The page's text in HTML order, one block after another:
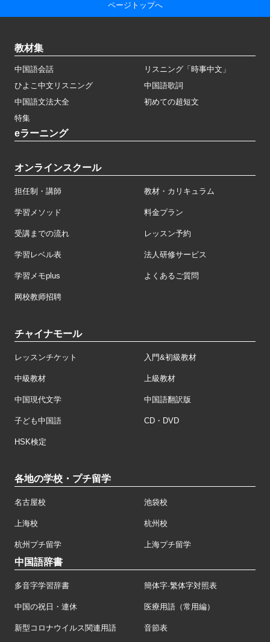
ページトップへ
教材集
中国語会話
リスニング「時事中文」
ひよこ中文リスニング
中国語歌詞
中国語文法大全
初めての超短文
特集
eラーニング
オンラインスクール
担任制・講師 教材・カリキュラム
学習メソッド 料金プラン
受講までの流れ レッスン予約
学習レベル表 法人研修サービス
学習メモplus よくあるご質問
网校教师招聘
チャイナモール
レッスンチケット 入門&初級教材
中級教材 上級教材
中国現代文学 中国語翻訳版
子ども中国語 CD・DVD
HSK検定
各地の学校・プチ留学
名古屋校 池袋校
上海校 杭州校
杭州プチ留学 上海プチ留学
中国語辞書
多音字学習辞書 簡体字·繁体字対照表
中国の祝日・連休 医療用語（常用編）
新型コロナウイルス関連用語 音節表